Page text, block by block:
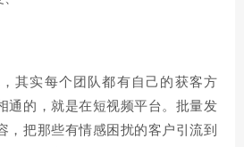
其实每个团队都有自己的获客方
通的，就是在短视频平台。批量发
，把那些有情感困扰的客户引流到